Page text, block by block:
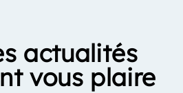
actualités
vous plaire